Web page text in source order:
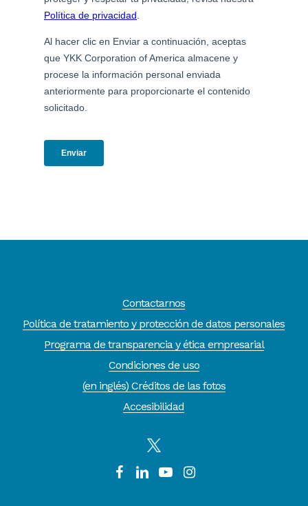
Contactarnos
Política de tratamiento y protección de datos personales
Programa de transparencia y ética empresarial
Condiciones de uso
(en inglés) Créditos de las fotos
Accesibilidad